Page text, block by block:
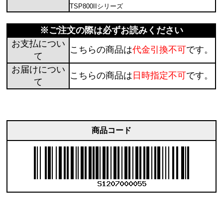
TSP800IIシリーズ
※ご注文の際は必ずお読みください
お支払につい
て
こちらの商品は代金引換不可です。
お届けについ
て
こちらの商品は 日時指定不可です。
商品コード